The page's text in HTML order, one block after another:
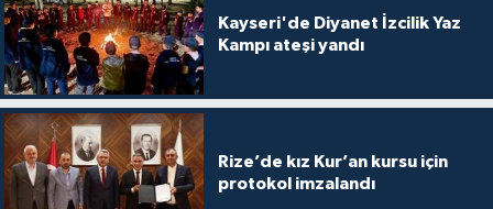
Kayseri'de Diyanet İzcilik Yaz
Kampı ateşi yandı
Rize’de kız Kur’an kursu için
protokol imzalandı
Gaziantep Müftülüğü
Giresun Müftülüğü
Gümüşhane Müftülüğü
Hakkari Müftülüğü